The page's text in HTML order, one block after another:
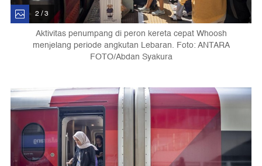
2 / 3
Aktivitas penumpang di peron kereta cepat Whoosh
menjelang periode angkutan Lebaran. Foto: ANTARA
FOTO/Abdan Syakura